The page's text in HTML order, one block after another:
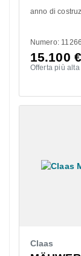
anno di
Numero:
15.100 €
Offerta più alta
Claas